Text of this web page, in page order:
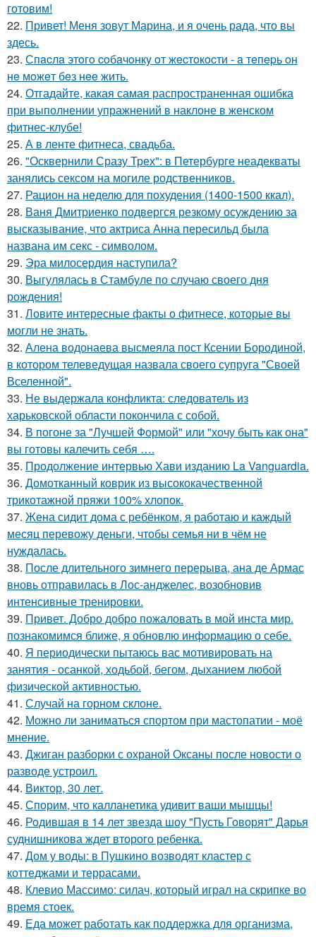
готовим!
22. Привет! Меня зовут Марина, и я очень рада, что вы
здесь.
23. Спacлa этoгo coбaчoнкy oт жecтoкocти - a тeпepь oн
нe мoжeт бeз нee жить.
24. Отгадайте, какая самая распространенная ошибка
при выполнении упражнений в наклоне в женском
фитнес-клубе!
25. А в ленте фитнеса, свадьба.
26. "Осквернили Сразу Трех": в Петербурге неадекваты
занялись сексом на могиле родственников.
27. Рацион на неделю для похудения (1400-1500 ккал).
28. Ваня Дмитриенко подвергся резкому осуждению за
высказывание, что актриса Анна пересильд была
названа им секс - символом.
29. Эра милосердия наступила?
30. Выгулялась в Стамбуле по случаю своего дня
рождения!
31. Ловите интересные факты о фитнесе, которые вы
могли не знать.
32. Алена водонаева высмеяла пост Ксении Бородиной,
в котором телеведущая назвала своего супруга "Своей
Вселенной".
33. Не выдержала конфликта: следователь из
харьковской области покончила с собой.
34. В погоне за "Лучшей Формой" или "хочу быть как она"
вы готовы калечить себя ….
35. Продолжение интервью Хави изданию La Vanguardia.
36. Домотканный коврик из высококачественной
трикотажной пряжи 100% хлопок.
37. Жена сидит дома с ребёнком, я работаю и каждый
месяц перевожу деньги, чтобы семья ни в чём не
нуждалась.
38. После длительного зимнего перерыва, ана де Армас
вновь отправилась в Лос-анджелес, возобновив
интенсивные тренировки.
39. Привет. Добро добро пожаловать в мой инста мир.
познакомимся ближе, я обновлю информацию о себе.
40. Я периодически пытаюсь вас мотивировать на
занятия - осанкой, ходьбой, бегом, дыханием любой
физической активностью.
41. Случай на горном склоне.
42. Можно ли заниматься спортом при мастопатии - моё
мнение.
43. Джиган разборки с охраной Оксаны после новости о
разводе устроил.
44. Виктор, 30 лет.
45. Спорим, что калланетика удивит ваши мышцы!
46. Родившая в 14 лет звезда шоу "Пусть Говорят" Дарья
суднишникова ждет второго ребенка.
47. Дом у воды: в Пушкино возводят кластер с
коттеджами и террасами.
48. Клевио Массимо: силач, который играл на скрипке во
время стоек.
49. Еда может работать как поддержка для организма,